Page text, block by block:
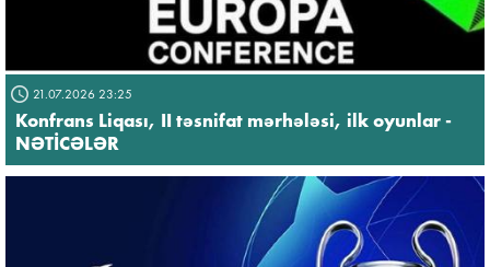
21.07.2026 23:25
Konfrans Liqası, II təsnifat mərhələsi, ilk oyunlar -
NƏTİCƏLƏR